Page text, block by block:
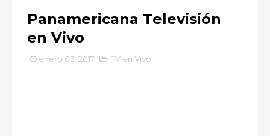
Panamericana Televisión
en Vivo
enero 03, 2017 TV en Vivo